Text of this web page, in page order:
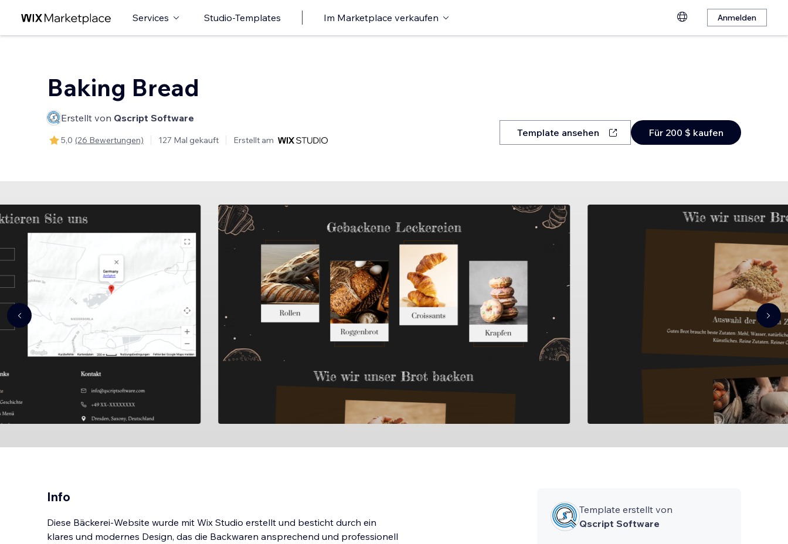
Services Studio-Templates Im Marketplace verkaufen Anmelden
Baking Bread
Erstellt von Qscript Software
5,0 (26 Bewertungen) 127 Mal gekauft Erstellt am
Template ansehen Für 200 $ kaufen
Info
Diese Bäckerei-Website wurde mit Wix Studio erstellt und besticht durch ein
klares und modernes Design, das die Backwaren ansprechend und professionell
Template erstellt von
Qscript Software